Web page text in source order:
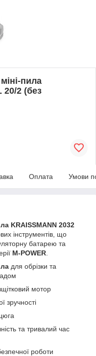
пила
20/2 (без
Оплата Умови
KRAISSMANN 2032
інструментів, що
батарею та
M-POWER
для обрізки та
мотор
зручності
та тривалий час
роботи